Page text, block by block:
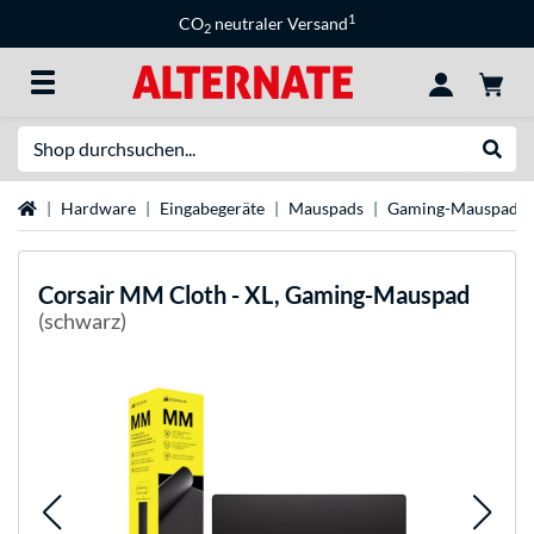
CO2 neutraler Versand1
StartseiteHardware Eingabegeräte Mauspads Gaming-Mauspads
Corsair MM Cloth - XL, Gaming-Mauspad
(schwarz)